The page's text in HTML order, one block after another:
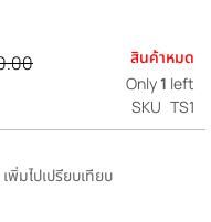
สินค้าหมด
Only1 left
SKU TS1
เพิ่มไปเปรียบเทียบ